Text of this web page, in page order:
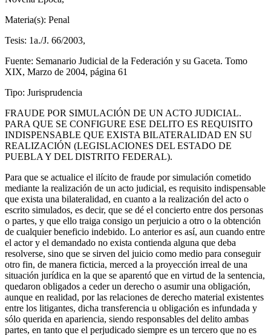
Telegram
Materia(s): Penal
Tesis: 1a./J. 66/2003,
Fuente: Semanario Judicial de la Federación y su Gaceta. Tomo
XIX, Marzo de 2004, página 61
Tipo: Jurisprudencia
FRAUDE POR SIMULACIÓN DE UN ACTO JUDICIAL.
PARA QUE SE CONFIGURE ESE DELITO ES REQUISITO
INDISPENSABLE QUE EXISTA BILATERALIDAD EN SU
REALIZACIÓN (LEGISLACIONES DEL ESTADO DE
PUEBLA Y DEL DISTRITO FEDERAL).
Para que se actualice el ilícito de fraude por simulación cometido
mediante la realización de un acto judicial, es requisito indispensable
que exista una bilateralidad, en cuanto a la realización del acto o
escrito simulados, es decir, que se dé el concierto entre dos personas
o partes, y que ello traiga consigo un perjuicio a otro o la obtención
de cualquier beneficio indebido. Lo anterior es así, aun cuando entre
el actor y el demandado no exista contienda alguna que deba
resolverse, sino que se sirven del juicio como medio para conseguir
otro fin, de manera ficticia, merced a la proyección irreal de una
situación jurídica en la que se aparentó que en virtud de la sentencia,
quedaron obligados a ceder un derecho o asumir una obligación,
aunque en realidad, por las relaciones de derecho material existentes
entre los litigantes, dicha transferencia u obligación es infundada y
sólo querida en apariencia, siendo responsables del delito ambas
partes, en tanto que el perjudicado siempre es un tercero que no es